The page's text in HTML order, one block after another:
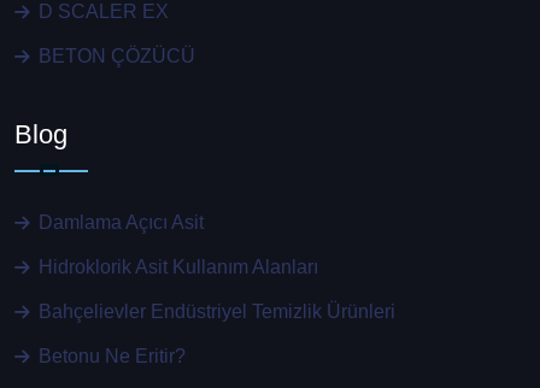
D SCALER EX
BETON ÇÖZÜCÜ
Blog
Damlama Açıcı Asit
Hidroklorik Asit Kullanım Alanları
Bahçelievler Endüstriyel Temizlik Ürünleri
Betonu Ne Eritir?